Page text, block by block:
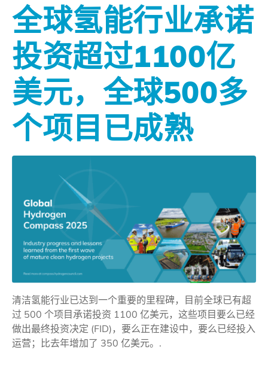
全球氢能行业承诺
投资超过1100亿
美元，全球500多
个项目已成熟
清洁氢能行业已达到一个重要的里程碑，目前全球已有超
过 500 个项目承诺投资 1100 亿美元，这些项目要么已经
做出最终投资决定 (FID)，要么正在建设中，要么已经投入
运营；比去年增加了 350 亿美元。.